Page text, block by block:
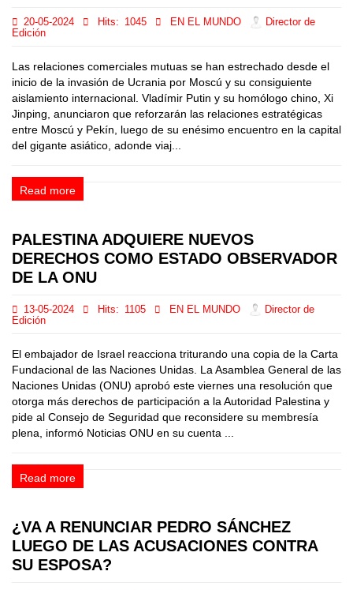
20-05-2024 Hits: 1045 EN EL MUNDO
Director de
Edición
Las relaciones comerciales mutuas se han estrechado desde el
inicio de la invasión de Ucrania por Moscú y su consiguiente
aislamiento internacional. Vladímir Putin y su homólogo chino, Xi
Jinping, anunciaron que reforzarán las relaciones estratégicas
entre Moscú y Pekín, luego de su enésimo encuentro en la capital
del gigante asiático, adonde viaj...
Read more
PALESTINA ADQUIERE NUEVOS
DERECHOS COMO ESTADO OBSERVADOR
DE LA ONU
13-05-2024 Hits: 1105 EN EL MUNDO
Director de
Edición
El embajador de Israel reacciona triturando una copia de la Carta
Fundacional de las Naciones Unidas. La Asamblea General de las
Naciones Unidas (ONU) aprobó este viernes una resolución que
otorga más derechos de participación a la Autoridad Palestina y
pide al Consejo de Seguridad que reconsidere su membresía
plena, informó Noticias ONU en su cuenta ...
Read more
¿VA A RENUNCIAR PEDRO SÁNCHEZ
LUEGO DE LAS ACUSACIONES CONTRA
SU ESPOSA?